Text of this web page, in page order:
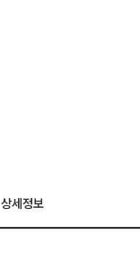
상세정보